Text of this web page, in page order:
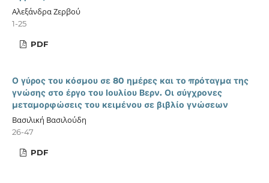
Αλεξάνδρα Ζερβού
1-25
PDF
Ο γύρος του κόσμου σε 80 ημέρες και το πρόταγμα της
γνώσης στο έργο του Ιουλίου Βερν. Οι σύγχρονες
μεταμορφώσεις του κειμένου σε βιβλίο γνώσεων
Βασιλική Βασιλούδη
26-47
PDF